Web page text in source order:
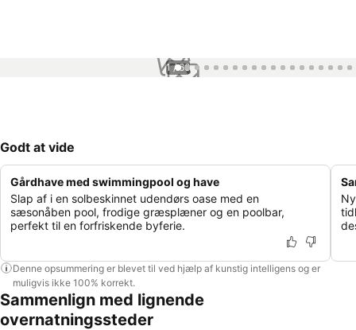
1 / 66
Godt at vide
Gårdhave med swimmingpool og have
Slap af i en solbeskinnet udendørs oase med en
sæsonåben pool, frodige græsplæner og en poolbar,
perfekt til en forfriskende byferie.
Denne opsummering er blevet til ved hjælp af kunstig intelligens og er
muligvis ikke 100% korrekt.
Sammenlign med lignende
overnatningssteder